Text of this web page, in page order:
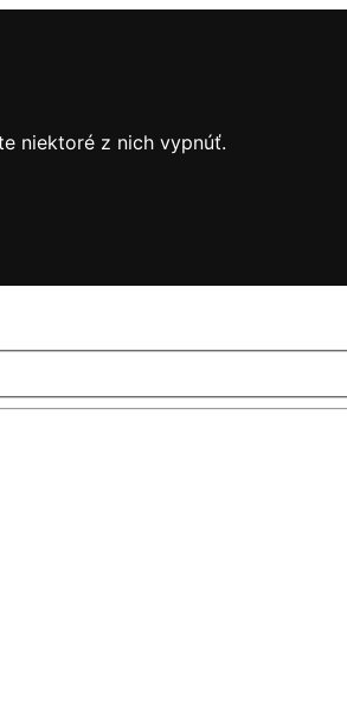
niektoré z nich vypnúť.